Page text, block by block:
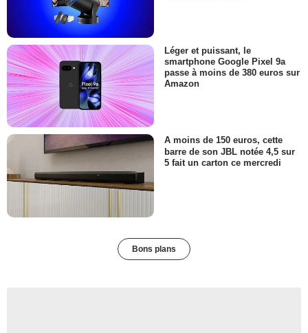
Léger et puissant, le
smartphone Google Pixel 9a
passe à moins de 380 euros sur
Amazon
A moins de 150 euros, cette
barre de son JBL notée 4,5 sur
5 fait un carton ce mercredi
Bons plans